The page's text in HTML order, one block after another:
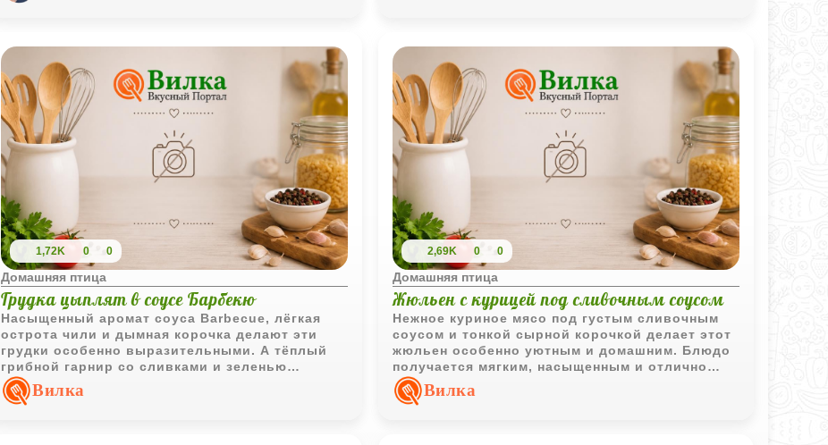
1,72K 0 0
Домашняя птица
Грудка цыплят в соусе Барбекю
Насыщенный аромат соуса Barbecue, лёгкая
острота чили и дымная корочка делают эти
грудки особенно выразительными. А тёплый
грибной гарнир со сливками и зеленью
добавляет блюду мягкость и домашный уют.
Вилка
2,69K 0 0
Домашняя птица
Жюльен с курицей под сливочным соусом
Нежное куриное мясо под густым сливочным
соусом и тонкой сырной корочкой делает этот
жюльен особенно уютным и домашним. Блюдо
получается мягким, насыщенным и отлично
подходит как для семейного ужина, так и для
праздничной подачи.
Вилка